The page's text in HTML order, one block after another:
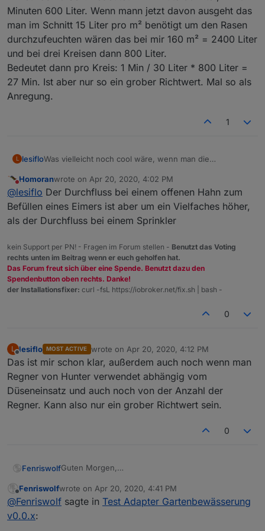
Minuten 600 Liter. Wenn mann jetzt davon ausgeht das
man im Schnitt 15 Liter pro m² benötigt um den Rasen
durchzufeuchten wären das bei mir 160 m² = 2400 Liter
und bei drei Kreisen dann 800 Liter.
Bedeutet dann pro Kreis: 1 Min / 30 Liter * 800 Liter =
27 Min. Ist aber nur so ein grober Richtwert. Mal so als
Anregung.
1
L lesifloWas vielleicht noch cool wäre, wenn man die
könnte für alle, die keinen Bodenfeuchtesensor haben.
So als Anhaltspunkt kann man ja die Zeit nehmen wie
lange es dauert einen 10 Liter Eimer zu füllen. Sind bei
mir etwas 20 Sek. Bedeutet in 1 Minute 30 Liter, in 20
Minuten 600 Liter. Wenn mann jetzt davon ausgeht das
durchzufeuchten wären das bei mir 160 m² = 2400 Liter
und bei drei Kreisen dann 800 Liter.
Bedeutet dann pro Kreis: 1 Min / 30 Liter * 800 Liter =
27 Min. Ist aber nur so ein grober Richtwert. Mal so als
Anregung.
Do not disturb
Homoranwrote on Apr 20, 2020, 4:02 PM
last edited by
@lesiflo Der Durchfluss bei einem offenen Hahn zum
Befüllen eines Eimers ist aber um ein Vielfaches höher,
als der Durchfluss bei einem Sprinkler
kein Support per PN! - Fragen im Forum stellen - Benutzt das Voting
rechts unten im Beitrag wenn er euch geholfen hat.
Das Forum freut sich über eine Spende. Benutzt dazu den
Spendenbutton oben rechts. Danke!
der Installationsfixer: curl -fsL https://iobroker.net/fix.sh | bash -
0
L
Offline
lesiflo MOST ACTIVE wrote on Apr 20, 2020, 4:12 PM
last edited by
Das ist mir schon klar, außerdem auch noch wenn man
Regner von Hunter verwendet abhängig vom
Düseneinsatz und auch noch von der Anzahl der
Regner. Kann also nur ein grober Richtwert sein.
0
FenriswolfGuten Morgen,
das Problem, das er nicht gestartet hat, obwohl im
Logfile alles gut aussieht, zumindest für mich.
Version: 0.0.5
Auszüge aus dem Log:
Offline
Fenriswolfwrote on Apr 20, 2020, 4:41 PM
last edited by
@Fenriswolf sagte in Test Adapter Gartenbewässerung
v0.0.x: